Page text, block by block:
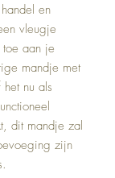
en
vleugje
toe aan je
mandje met
nu als
dit mandje zal
zijn